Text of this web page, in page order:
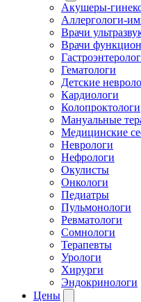
Акушеры-
Аллергологи-
Врачи
Врачи
Гематологи
Детские
Кардиологи
Колопроктологи
Мануальные
Медицинские
Неврологи
Нефрологи
Окулисты
Онкологи
Педиатры
Пульмонологи
Ревматологи
Сомнологи
Терапевты
Урологи
Хирурги
Эндокринологи
Цены